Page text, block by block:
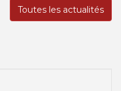
Toutes les actualités